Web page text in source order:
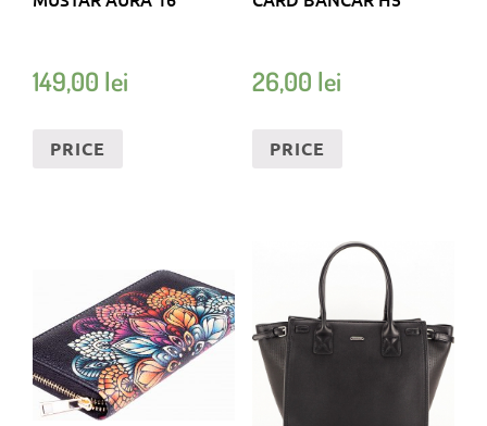
149,00 lei
PRICE
26,00 lei
PRICE